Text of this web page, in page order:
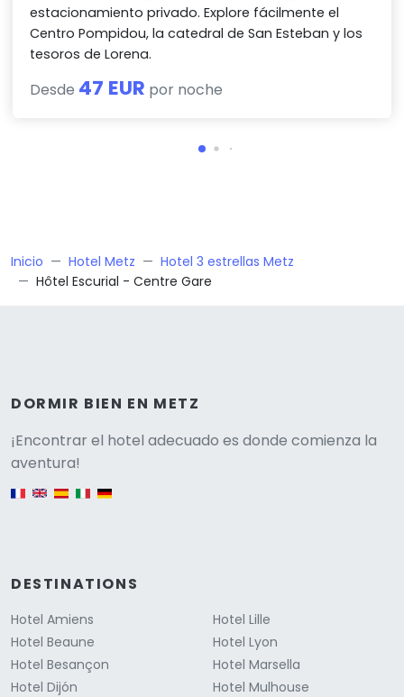
estacionamiento privado. Explore fácilmente el
Centro Pompidou, la catedral de San Esteban y los
tesoros de Lorena.
Desde 47 EUR por noche
Inicio Hotel Metz
Hotel 3 estrellas Metz
Hôtel Escurial - Centre Gare
DORMIR BIEN EN METZ
¡Encontrar el hotel adecuado es donde comienza la
aventura!
English version
DESTINATIONS
Hotel Amiens
Hotel Beaune
Hotel Besançon
Hotel Dijón
Hotel Lille
Hotel Lyon
Hotel Marsella
Hotel Mulhouse